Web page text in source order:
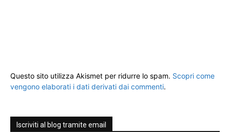
Questo sito utilizza Akismet per ridurre lo spam. Scopri come
vengono elaborati i dati derivati dai commenti.
Iscriviti al blog tramite email